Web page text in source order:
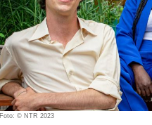
Foto: © NTR 2023